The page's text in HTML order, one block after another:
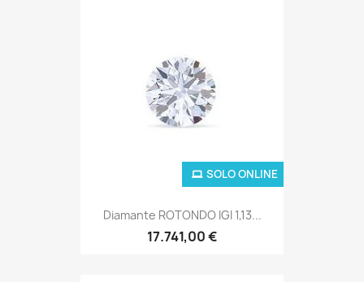
Diamante ROTONDO IGI 1,13...
17.741,00 €
SOLO ONLINE